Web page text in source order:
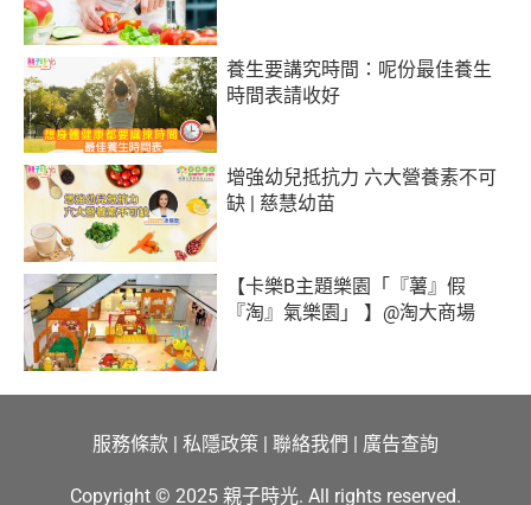
養生要講究時間：呢份最佳養生
時間表請收好
增強幼兒抵抗力 六大營養素不可
缺 | 慈慧幼苗
【卡樂B主題樂園「『薯』假
『淘』氣樂園」 】@淘大商場
服務條款 | 私隱政策 | 聯絡我們 | 廣告查詢
Copyright © 2025 親子時光. All rights reserved.